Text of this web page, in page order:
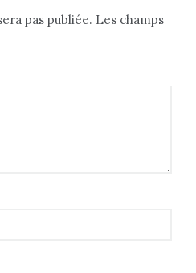
pas publiée. Les champs